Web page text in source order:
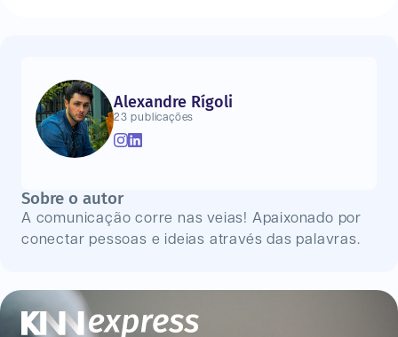
Alexandre Rígoli
23 publicações
Sobre o autor
A comunicação corre nas veias! Apaixonado por
conectar pessoas e ideias através das palavras.